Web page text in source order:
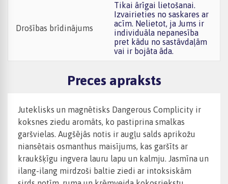
Drošības brīdinājums
Tikai ārīgai lietošanai.
Izvairieties no saskares ar
acīm. Nelietot, ja Jums ir
individuāla nepanesība
pret kādu no sastāvdaļām
vai ir bojāta āda.
Preces apraksts
Juteklisks un magnētisks Dangerous Complicity ir
koksnes ziedu aromāts, ko pastiprina smalkas
garšvielas. Augšējās notis ir augļu salds aprikožu
niansētais osmanthus maisījums, kas garšīts ar
kraukšķīgu ingvera lauru lapu un kalmju. Jasmīna un
ilang-ilang mirdzoši baltie ziedi ar intoksiskām